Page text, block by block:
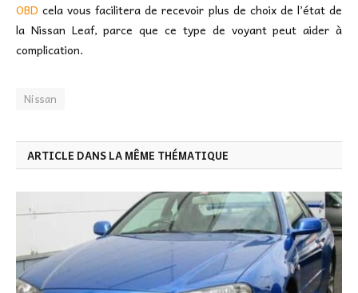
OBD cela vous facilitera de recevoir plus de choix de l’état de
la Nissan Leaf, parce que ce type de voyant peut aider à
complication.
Nissan
ARTICLE DANS LA MÊME THÉMATIQUE